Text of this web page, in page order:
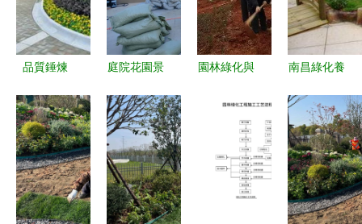
品質錘煉
園林綠化與
體育設施工
程進度紀實
（2016.4）
庭院花園景
育場地與園
林綠化的融
合之美
園林綠化與
技術匯總
南昌綠化養
格行情全解
析 聚焦景
致與園林施
工養護